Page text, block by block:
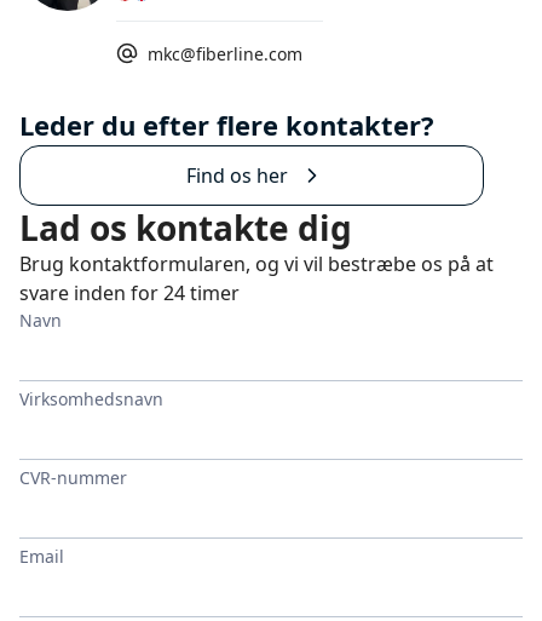
mkc@fiberline.com
Leder du efter flere kontakter?
Find os her
Lad os kontakte dig
Brug kontaktformularen, og vi vil bestræbe os på at
svare inden for 24 timer
Navn
Virksomhedsnavn
CVR-nummer
Email